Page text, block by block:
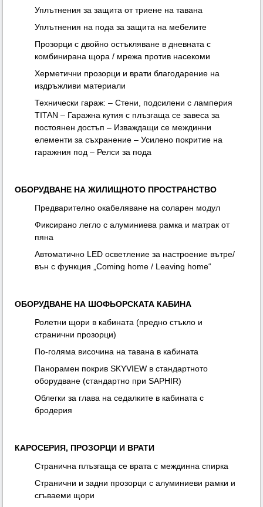
Уплътнения за защита от триене на тавана
Уплътнения на пода за защита на мебелите
Прозорци с двойно остъкляване в дневната с
комбинирана щора / мрежа против насекоми
Херметични прозорци и врати благодарение на
издръжливи материали
Технически гараж: – Стени, подсилени с ламперия
TITAN – Гаражна кутия с плъзгаща се завеса за
постоянен достъп – Изваждащи се междинни
елементи за съхранение – Усилено покритие на
гаражния под – Релси за пода
ОБОРУДВАНЕ НА ЖИЛИЩНОТО ПРОСТРАНСТВО
Предварително окабеляване на соларен модул
Фиксирано легло с алуминиева рамка и матрак от
пяна
Автоматично LED осветление за настроение вътре/
вън с функция „Coming home / Leaving home“
ОБОРУДВАНЕ НА ШОФЬОРСКАТА КАБИНА
Ролетни щори в кабината (предно стъкло и
странични прозорци)
По-голяма височина на тавана в кабината
Панорамен покрив SKYVIEW в стандартното
оборудване (стандартно при SAPHIR)
Облегки за глава на седалките в кабината с
бродерия
КАРОСЕРИЯ, ПРОЗОРЦИ И ВРАТИ
Странична плъзгаща се врата с междинна спирка
Странични и задни прозорци с алуминиеви рамки и
сгъваеми щори